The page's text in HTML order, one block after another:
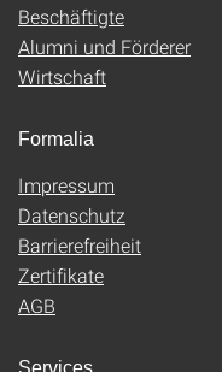
Beschäftigte
Alumni und Förderer
Wirtschaft
Formalia
Impressum
Datenschutz
Barrierefreiheit
Zertifikate
AGB
Services